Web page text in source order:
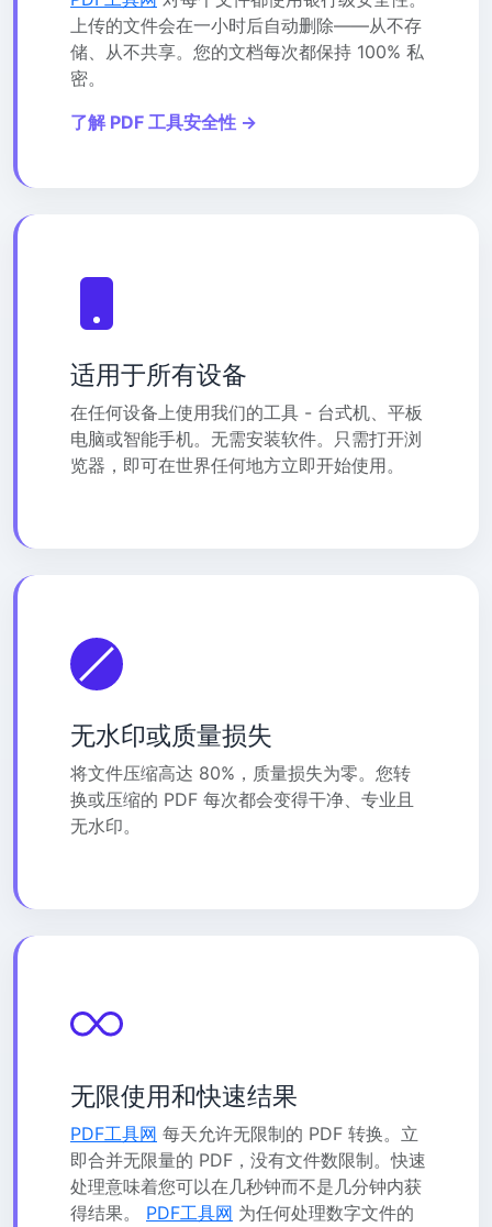
上传的文件会在一小时后自动删除——从不存
储、从不共享。您的文档每次都保持 100% 私
密。
了解 PDF 工具安全性 →
适用于所有设备
在任何设备上使用我们的工具 - 台式机、平板
电脑或智能手机。无需安装软件。只需打开浏
览器，即可在世界任何地方立即开始使用。
无水印或质量损失
将文件压缩高达 80%，质量损失为零。您转
换或压缩的 PDF 每次都会变得干净、专业且
无水印。
无限使用和快速结果
PDF工具网 每天允许无限制的 PDF 转换。立
即合并无限量的 PDF，没有文件数限制。快速
处理意味着您可以在几秒钟而不是几分钟内获
得结果。 PDF工具网 为任何处理数字文件的